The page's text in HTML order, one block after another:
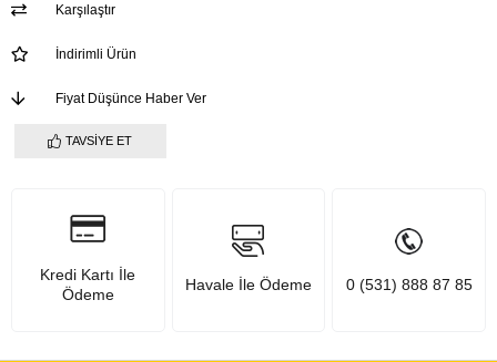
Karşılaştır
İndirimli Ürün
Fiyat Düşünce Haber Ver
TAVSIYE ET
Kredi Kartı İle
Ödeme
Havale İle Ödeme 0 (531) 888 87 85